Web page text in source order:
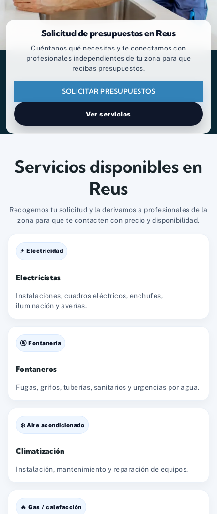
Solicitud de presupuestos en Reus
Cuéntanos qué necesitas y te conectamos con
profesionales independientes de tu zona para que
recibas presupuestos.
SOLICITAR PRESUPUESTOS
Ver servicios
Servicios disponibles en
Reus
Recogemos tu solicitud y la derivamos a profesionales de la
zona para que te contacten con precio y disponibilidad.
⚡ Electricidad
Electricistas
Instalaciones, cuadros eléctricos, enchufes,
iluminación y averías.
🚰 Fontanería
Fontaneros
Fugas, grifos, tuberías, sanitarios y urgencias por agua.
❄️ Aire acondicionado
Climatización
Instalación, mantenimiento y reparación de equipos.
🔥 Gas / calefacción